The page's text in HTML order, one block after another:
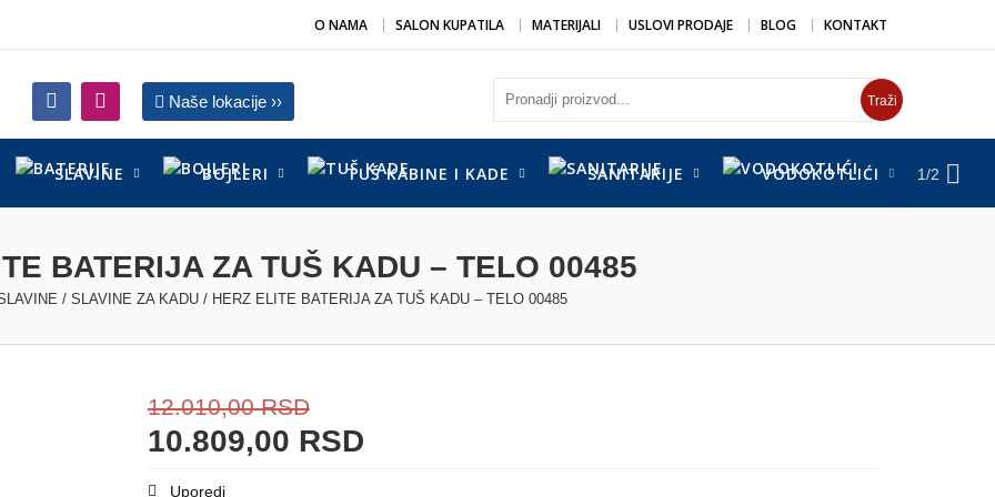
O NAMA SALON KUPATILA MATERIJALI USLOVI PRODAJE BLOG KONTAKT
Naše lokacije ›› Traži
1/2
SLAVINE BOJLERI TUŠ KABINE I KADE SANITARIJE VODOKOTLIĆI
BATERIJA ZA TUŠ KADU – TELO 00485
/ SLAVINE ZA KADU / HERZ ELITE BATERIJA ZA TUŠ KADU – TELO 00485
12.010,00RSD
10.809,00 RSD
Uporedi